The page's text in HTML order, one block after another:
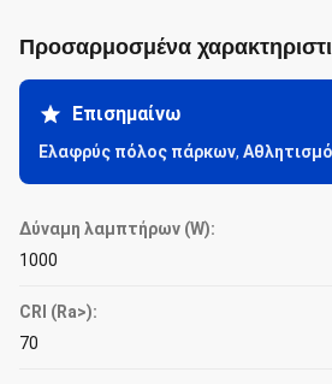
Προσαρμοσμένα
Επισημαίνω
Ελαφρύς πόλος πάρκων,
Δύναμη λαμπτήρων (W):
1000
CRI (Ra>):
70